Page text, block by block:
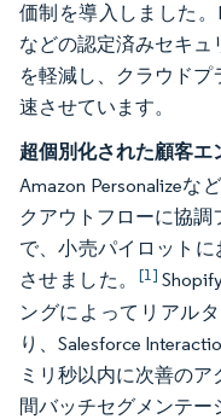
価制を導入しました。
などの認定済みセキュ
を軽減し、クラウド
速させています。
超個別化された顧客
Amazon Personalize
クアウトフローに協調
で、小売パイロット
させました。 [1]
ングによってリアル
り、Salesforce
ミリ秒以内に次善の
間バッチセグメンテー